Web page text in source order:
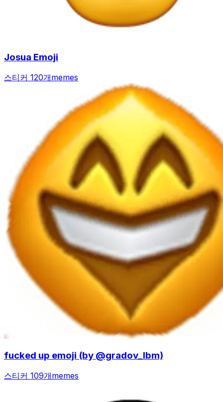
Josua Emoji
스티커 120개memes
fucked up emoji (by @gradov_lbm)
스티커 109개memes